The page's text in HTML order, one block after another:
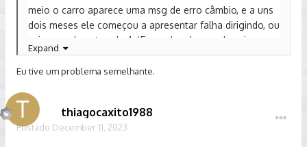
meio o carro aparece uma msg de erro câmbio, e a uns
dois meses ele começou a apresentar falha dirigindo, ou
seja quando estou de 4 /5 marcha ele manda acionar o
freio e fico sem marcha por alguns segundos até voltar!
Alguém ja teve esse problema? E a mecatrônica
câmbio foi reparado antes de eu comprar o veículo!
Expand
Eu tive um problema semelhante.
thiagocaxito1988
Postado December 11, 2023